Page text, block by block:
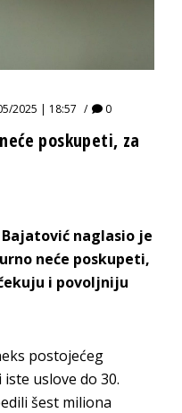
2025 | 18:57 0
poskupeti, za
naglasio je
neće poskupeti,
i povoljniju
postojećeg
uslove do 30.
šest miliona